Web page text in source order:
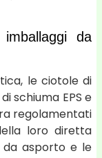
da
le ciotole di
schiuma EPS e
regolamentati
loro diretta
da asporto e le